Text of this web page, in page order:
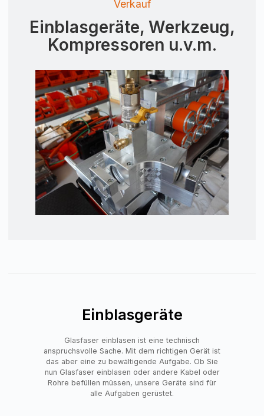
Verkauf
Einblasgeräte, Werkzeug,
Kompressoren u.v.m.
Einblasgeräte
Glasfaser einblasen ist eine technisch
anspruchsvolle Sache. Mit dem richtigen Gerät ist
das aber eine zu bewältigende Aufgabe. Ob Sie
nun Glasfaser einblasen oder andere Kabel oder
Rohre befüllen müssen, unsere Geräte sind für
alle Aufgaben gerüstet.